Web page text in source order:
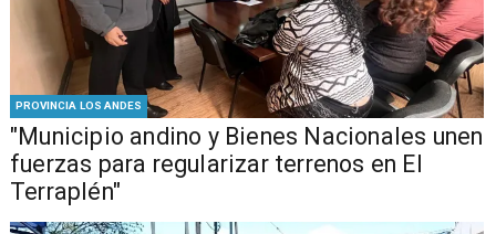
PROVINCIA LOS ANDES
"Municipio andino y Bienes Nacionales unen
fuerzas para regularizar terrenos en El
Terraplén"